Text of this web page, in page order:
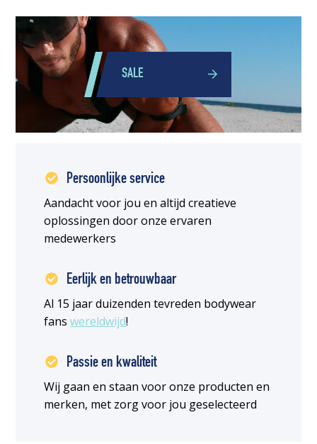
SALE
Persoonlijke service
Aandacht voor jou en altijd creatieve
oplossingen door onze ervaren
medewerkers
Eerlijk en betrouwbaar
Al 15 jaar duizenden tevreden bodywear
fanswereldwijd!
Passie en kwaliteit
Wij gaan en staan voor onze producten en
merken, met zorg voor jou geselecteerd